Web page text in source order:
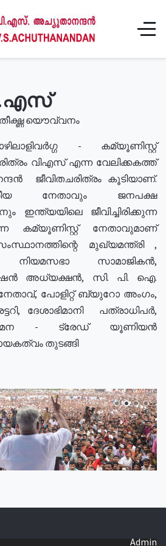
യൌവ്വനം
- കമ്യൂണിസ്റ്റ്
വിഎസ് എന്ന വേലിക്കകത്ത്
ജീവിതചരിത്രം കൂടിയാണ്.
നേതാവും ജനപക്ഷ
ഇന്ത്യയിലെ ജീവിച്ചിരിക്കുന്ന
കമ്യൂണിസ്റ്റ് നേതാവുമാണ്
മുഖ്യമന്ത്രി ,
നിയമസഭാ സാമാജികൻ,
അധ്യക്ഷൻ, സി. പി. ഐ.
പോളിറ്റ് ബ്യുറോ അംഗം,
ദേശാഭിമാനി പത്രാധിപർ,
- ട്രേഡ് യൂണിയൻ
തുടങ്ങി
Admin